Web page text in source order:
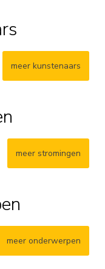
meer kunstenaars
meer stromingen
meer onderwerpen